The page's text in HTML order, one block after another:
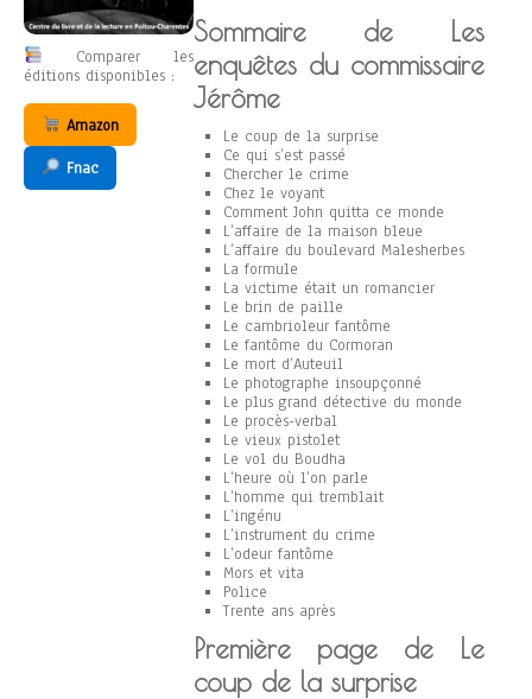
Comparer les
éditions disponibles :
Amazon
Fnac
Sommaire de Les
enquêtes du commissaire
Jérôme
Le coup de la surprise
Ce qui s’est passé
Chercher le crime
Chez le voyant
Comment John quitta ce monde
L’affaire de la maison bleue
L’affaire du boulevard Malesherbes
La formule
La victime était un romancier
Le brin de paille
Le cambrioleur fantôme
Le fantôme du Cormoran
Le mort d’Auteuil
Le photographe insoupçonné
Le plus grand détective du monde
Le procès-verbal
Le vieux pistolet
Le vol du Boudha
L’heure où l’on parle
L’homme qui tremblait
L’ingénu
L’instrument du crime
L’odeur fantôme
Mors et vita
Police
Trente ans après
Première page de Le
coup de la surprise